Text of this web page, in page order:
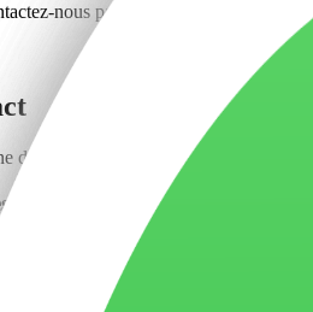
nous par WhatsApp maintenant
demande détaillée
rapide.